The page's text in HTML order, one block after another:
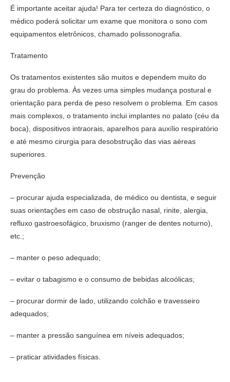
É importante aceitar ajuda! Para ter certeza do diagnóstico, o
médico poderá solicitar um exame que monitora o sono com
equipamentos eletrônicos, chamado polissonografia.
Tratamento
Os tratamentos existentes são muitos e dependem muito do
grau do problema. Às vezes uma simples mudança postural e
orientação para perda de peso resolvem o problema. Em casos
mais complexos, o tratamento inclui implantes no palato (céu da
boca), dispositivos intraorais, aparelhos para auxílio respiratório
e até mesmo cirurgia para desobstrução das vias aéreas
superiores.
Prevenção
– procurar ajuda especializada, de médico ou dentista, e seguir
suas orientações em caso de obstrução nasal, rinite, alergia,
refluxo gastroesofágico, bruxismo (ranger de dentes noturno),
etc.;
– manter o peso adequado;
– evitar o tabagismo e o consumo de bebidas alcoólicas;
– procurar dormir de lado, utilizando colchão e travesseiro
adequados;
– manter a pressão sanguínea em níveis adequados;
– praticar atividades físicas.